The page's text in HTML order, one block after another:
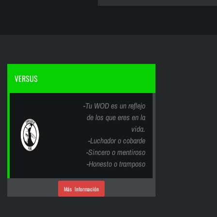
VERSUS
-Tu WOD es un reflejo
de los que eres en la
vida.
-Luchador o cobarde
-Sincero o mentiroso
-Honesto o tramposo
Más Información